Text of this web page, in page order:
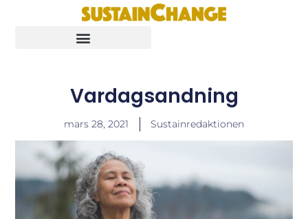
Vardagsandning
mars 28, 2021 Sustainredaktionen